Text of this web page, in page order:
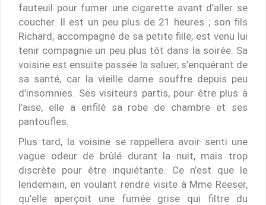
fauteuil pour fumer une cigarette avant d’aller se
coucher. Il est un peu plus de 21 heures ; son fils
Richard, accompagné de sa petite fille, est venu lui
tenir compagnie un peu plus tôt dans la soirée. Sa
voisine est ensuite passée la saluer, s’enquérant de
sa santé, car la vieille dame souffre depuis peu
d’insomnies. Ses visiteurs partis, pour être plus à
l’aise, elle a enfilé sa robe de chambre et ses
pantoufles.
Plus tard, la voisine se rappellera avoir senti une
vague odeur de brûlé durant la nuit, mais trop
discrète pour être inquiétante. Ce n’est que le
lendemain, en voulant rendre visite à Mme Reeser,
qu’elle aperçoit une fumée grise qui filtre du